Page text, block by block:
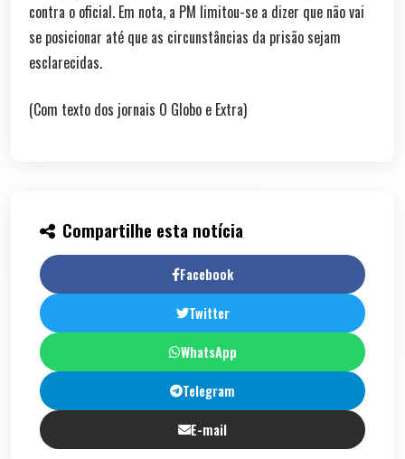
contra o oficial. Em nota, a PM limitou-se a dizer que não vai
se posicionar até que as circunstâncias da prisão sejam
esclarecidas.
(Com texto dos jornais O Globo e Extra)
Compartilhe esta notícia
Facebook
Twitter
WhatsApp
Telegram
E-mail